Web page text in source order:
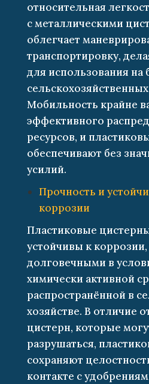
относительная
с металлическими
облегчает
транспортировку,
для использования на
Мобильность крайне
эффективного
ресурсов, и
обеспечивают без
усилий.
Прочность и
коррозии
Пластиковые
устойчивы к коррозии,
долговечными в
химически активной
распространённой в
хозяйстве. В отличие
цистерн, которые
разрушаться,
сохраняют
контакте с